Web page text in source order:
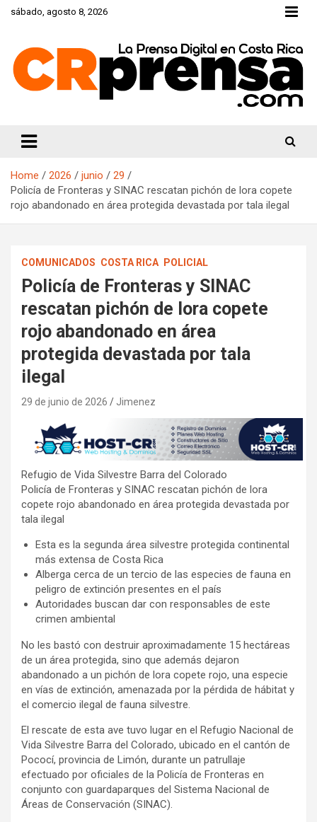
Skipsábado, agosto 8, 2026
Home 2026 junio
29
Policía de Fronteras y SINAC rescatan pichón de lora copete
rojo abandonado en área protegida devastada por tala ilegal
COMUNICADOS COSTA RICA POLICIAL
Policía de Fronteras y SINAC
rescatan pichón de lora copete
rojo abandonado en área
protegida devastada por tala
ilegal
29 de junio de 2026 Jimenez
Refugio de Vida Silvestre Barra del Colorado
Policía de Fronteras y SINAC rescatan pichón de lora
copete rojo abandonado en área protegida devastada por
tala ilegal
Esta es la segunda área silvestre protegida continental
más extensa de Costa Rica
Alberga cerca de un tercio de las especies de fauna en
peligro de extinción presentes en el país
Autoridades buscan dar con responsables de este
crimen ambiental
No les bastó con destruir aproximadamente 15 hectáreas
de un área protegida, sino que además dejaron
abandonado a un pichón de lora copete rojo, una especie
en vías de extinción, amenazada por la pérdida de hábitat y
el comercio ilegal de fauna silvestre.
El rescate de esta ave tuvo lugar en el Refugio Nacional de
Vida Silvestre Barra del Colorado, ubicado en el cantón de
Pococí, provincia de Limón, durante un patrullaje
efectuado por oficiales de la Policía de Fronteras en
conjunto con guardaparques del Sistema Nacional de
Áreas de Conservación (SINAC).